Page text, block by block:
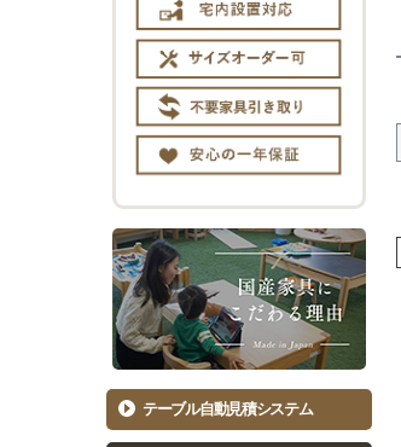
テレビチェスト
もっと見る
チェスト・たんす
チェスト幅61cm～80cm
チェスト幅101cm～120cm
着物たんす
もっと見る
洋服たんす
洋服タンス幅61～80cm
洋服タンス幅81～100cm
洋服タンス幅101～120cm
テーブル自動見積システム